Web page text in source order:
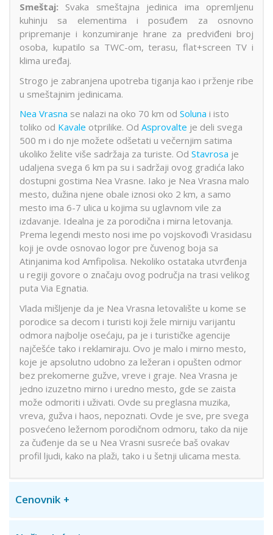
Smeštaj: Svaka smeštajna jedinica ima opremljenu
kuhinju sa elementima i posuđem za osnovno
pripremanje i konzumiranje hrane za predviđeni broj
osoba, kupatilo sa TWC-om, terasu, flat+screen TV i
klima uređaj.
Strogo je zabranjena upotreba tiganja kao i prženje ribe
u smeštajnim jedinicama.
Nea Vrasna se nalazi na oko 70 km od Soluna i isto
toliko od Kavale otprilike. Od Asprovalte je deli svega
500 m i do nje možete odšetati u večernjim satima
ukoliko želite više sadržaja za turiste. Od Stavrosa je
udaljena svega 6 km pa su i sadržaji ovog gradića lako
dostupni gostima Nea Vrasne. Iako je Nea Vrasna malo
mesto, dužina njene obale iznosi oko 2 km, a samo
mesto ima 6-7 ulica u kojima su uglavnom vile za
izdavanje. Idealna je za porodična i mirna letovanja.
Prema legendi mesto nosi ime po vojskovođi Vrasidasu
koji je ovde osnovao logor pre čuvenog boja sa
Atinjanima kod Amfipolisa. Nekoliko ostataka utvrđenja
u regiji govore o značaju ovog područja na trasi velikog
puta Via Egnatia.
Vlada mišljenje da je Nea Vrasna letovalište u kome se
porodice sa decom i turisti koji žele mirniju varijantu
odmora najbolje osećaju, pa je i turističke agencije
najčešće tako i reklamiraju. Ovo je malo i mirno mesto,
koje je apsolutno udobno za ležeran i opušten odmor
bez prekomerne gužve, vreve i graje. Nea Vrasna je
jedno izuzetno mirno i uredno mesto, gde se zaista
može odmoriti i uživati. Ovde su preglasna muzika,
vreva, gužva i haos, nepoznati. Ovde je sve, pre svega
posvećeno ležernom porodičnom odmoru, tako da nije
za čuđenje da se u Nea Vrasni susreće baš ovakav
profil ljudi, kako na plaži, tako i u šetnji ulicama mesta.
Cenovnik